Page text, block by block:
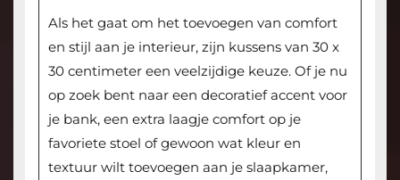
Als het gaat om het toevoegen van comfort
en stijl aan je interieur, zijn kussens van 30 x
30 centimeter een veelzijdige keuze. Of je nu
op zoek bent naar een decoratief accent voor
je bank, een extra laagje comfort op je
favoriete stoel of gewoon wat kleur en
textuur wilt toevoegen aan je slaapkamer,